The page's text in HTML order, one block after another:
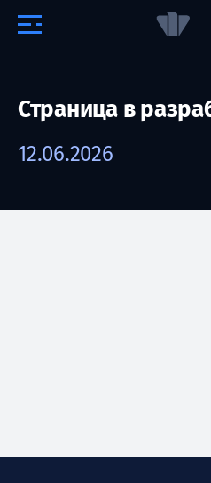
Страница в
12.06.2026